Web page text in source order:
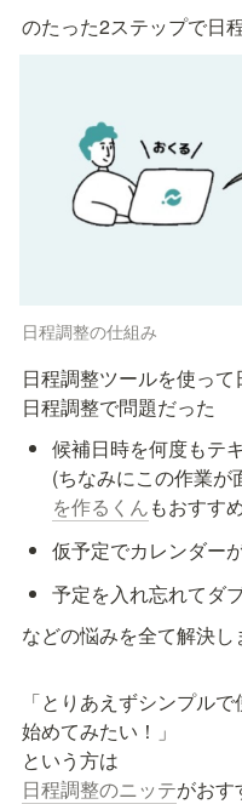
のたった2ステップで日
日程調整の仕組み
日程調整ツールを使っ
日程調整で問題だった
候補日時を何度もテ
(ちなみにこの作業が
を作るくんもおすす
仮予定でカレンダー
予定を入れ忘れてダ
などの悩みを全て解決し
「とりあえずシンプル
始めてみたい！」
日程調整のニッテがおす